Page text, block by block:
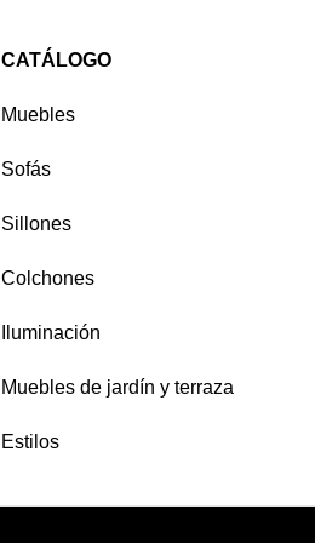
CATÁLOGO
Muebles
Sofás
Sillones
Colchones
Iluminación
Muebles de jardín y terraza
Estilos